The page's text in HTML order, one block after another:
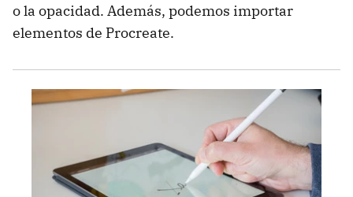
o la opacidad. Además, podemos importar
elementos de Procreate.